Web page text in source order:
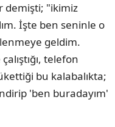
demişti; "ikimiz
İşte ben seninle o
geldim.
telefon
bu kalabalıkta;
'ben buradayım'